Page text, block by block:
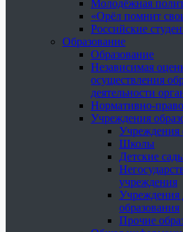
Молодёжная
«Орёл помнит
Российские
Образование
Образование
Независимая
осуществления
деятельности
Нормативно-
Учреждения
Учреждения
Школы
Детские
учреждения
Учреждения
образования
Прочие